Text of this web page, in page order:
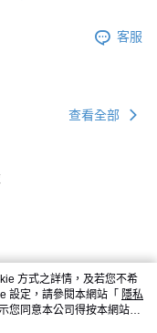
客服
查看全部
方式之詳情，及若您不希
設定，請參閱本網站「 隱私
您同意本公司得按本網站使